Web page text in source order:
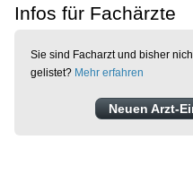
Infos für Fachärzte
Sie sind Facharzt und bisher
gelistet? Mehr erfahren
Neuen Arzt-